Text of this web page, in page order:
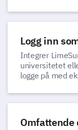
Logg inn
Integrer
universitetet
logge på med
Omfattende